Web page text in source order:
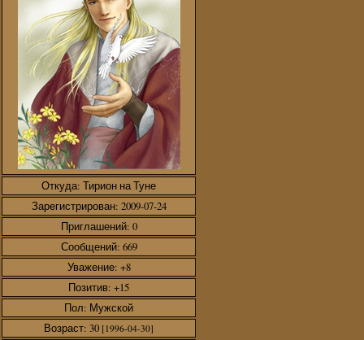
Откуда: Тирион на Туне
Зарегистрирован: 2009-07-24
Приглашений: 0
Сообщений: 669
Уважение: +8
Позитив: +15
Пол: Мужской
Возраст: 30 [1996-04-30]